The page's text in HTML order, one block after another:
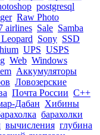
postgresql
Raw Photo
airlines Sale Samba
Sony SSD
UPS USPS
Web Windows
Аккумуляторы
Ловозерские
Почта России С++
Дабан Хибины
барахолки
вычисления глубина